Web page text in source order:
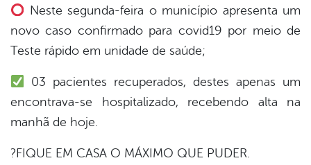
Neste segunda-feira o município apresenta um
novo caso confirmado para covid19 por meio de
Teste rápido em unidade de saúde;
03 pacientes recuperados, destes apenas um
encontrava-se hospitalizado, recebendo alta na
manhã de hoje.
?FIQUE EM CASA O MÁXIMO QUE PUDER.